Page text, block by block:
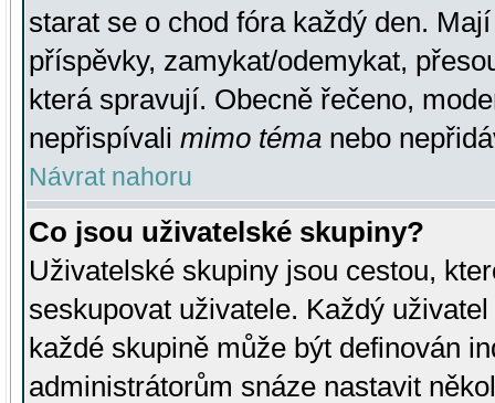
starat se o chod fóra každý den.
příspěvky, zamykat/odemykat,
která spravují. Obecně řečeno,
nepřispívali mimo téma nebo
Návrat nahoru
Co jsou uživatelské skupiny?
Uživatelské skupiny jsou cestou,
seskupovat uživatele. Každý
každé skupině může být definován
administrátorům snáze nastavit